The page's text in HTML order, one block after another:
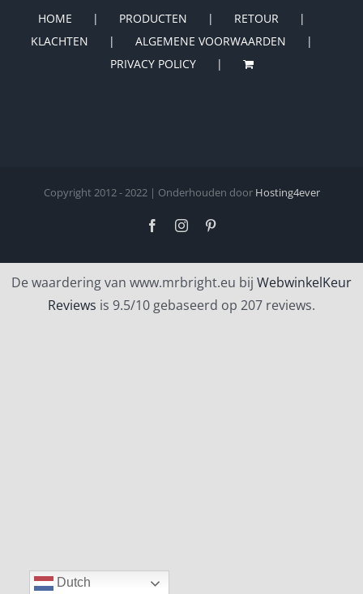
HOME PRODUCTEN
RETOUR
KLACHTEN
ALGEMENE VOORWAARDEN
PRIVACY POLICY
Copyright 2012 - 2022 | Onderhouden door Hosting4ever
FacebookInstagram
Dutch
De waardering van www.mrbright.eu bij WebwinkelKeur
Reviews is 9.5/10 gebaseerd op 207 reviews.